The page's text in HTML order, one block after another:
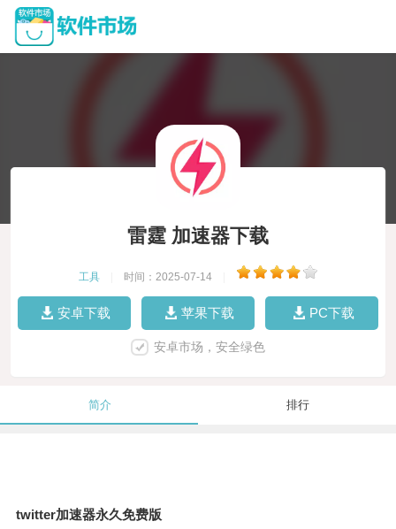
雷霆 加速器下载
工具 时间：2025-07-14
安卓下载 苹果下载 PC下载
安卓市场，安全绿色
简介 排行
twitter加速器永久免费版